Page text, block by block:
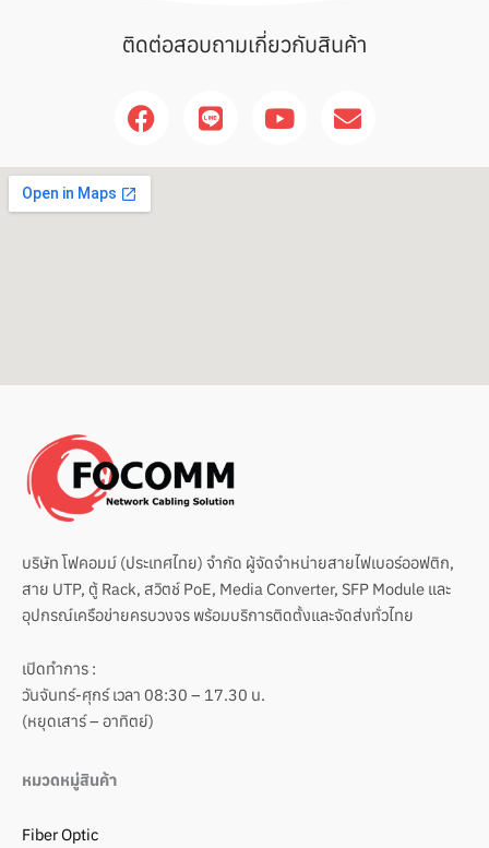
ติดต่อสอบถามเกี่ยวกับสินค้า
F
a
c
e
b
L
i
n
Y
o
u
E
n
v
บริษัท โฟคอมม์ (ประเทศไทย) จำกัด ผู้จัดจำหน่ายสายไฟเบอร์ออฟติก,
สาย UTP, ตู้ Rack, สวิตช์ PoE, Media Converter, SFP Module และ
อุปกรณ์เครือข่ายครบวงจร พร้อมบริการติดตั้งและจัดส่งทั่วไทย
เปิดทำการ :
วันจันทร์-ศุกร์ เวลา 08:30 – 17.30 น.
(หยุดเสาร์ – อาทิตย์)
หมวดหมู่สินค้า
Fiber Optic